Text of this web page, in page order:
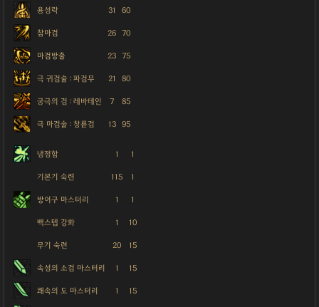
용성락 31 60
참마검 26 70
마검방출 23 75
극 귀검술 : 파검무 21 80
궁극의 검 : 레바테인 7 85
극 마검술 : 창륜검 13 95
냉정함 1 1
기본기 숙련 115 1
방어구 마스터리 1 1
백스텝 강화 1 10
무기 숙련 20 15
속성의 소검 마스터리 1 15
쾌속의 도 마스터리 1 15